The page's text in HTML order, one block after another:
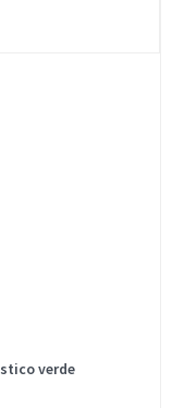
verde